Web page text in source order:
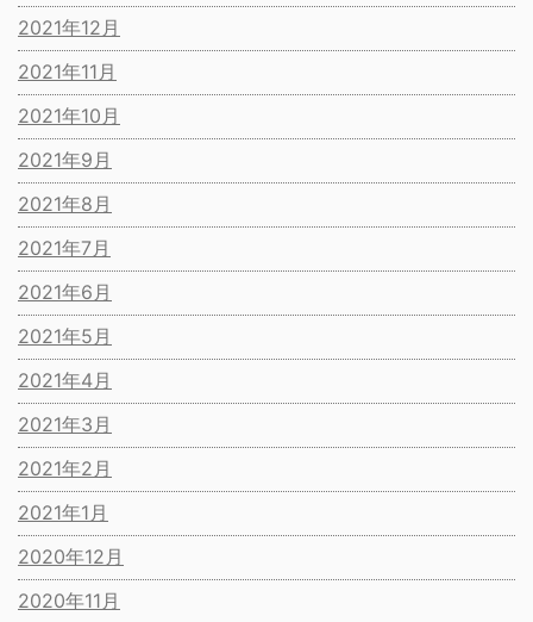
2021年12月
2021年11月
2021年10月
2021年9月
2021年8月
2021年7月
2021年6月
2021年5月
2021年4月
2021年3月
2021年2月
2021年1月
2020年12月
2020年11月